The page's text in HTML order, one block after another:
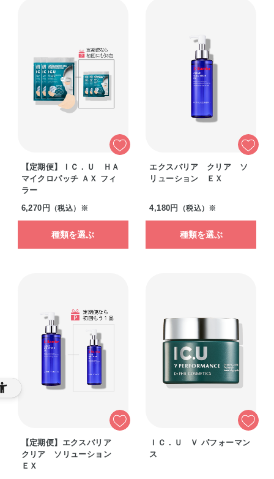
【定期便】ＩＣ．Ｕ ＨＡ
マイクロパッチ ＡＸ フィ
ラー
6,270円
（税込）※
種類を選ぶ
エクスバリア クリア ソ
リューション ＥＸ
4,180円 （税込）※
種類を選ぶ
【定期便】エクスバリア
クリア ソリューション
ＥＸ
ＩＣ．Ｕ Ｖ パフォーマン
ス